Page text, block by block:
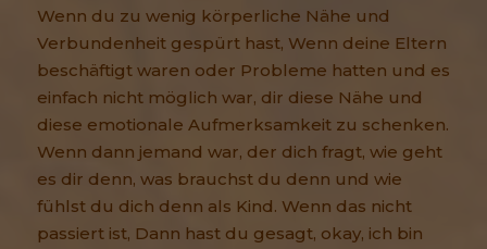
Wenn du zu wenig körperliche Nähe und
Verbundenheit gespürt hast, Wenn deine Eltern
beschäftigt waren oder Probleme hatten und es
einfach nicht möglich war, dir diese Nähe und
diese emotionale Aufmerksamkeit zu schenken.
Wenn dann jemand war, der dich fragt, wie geht
es dir denn, was brauchst du denn und wie
fühlst du dich denn als Kind. Wenn das nicht
passiert ist, Dann hast du gesagt, okay, ich bin